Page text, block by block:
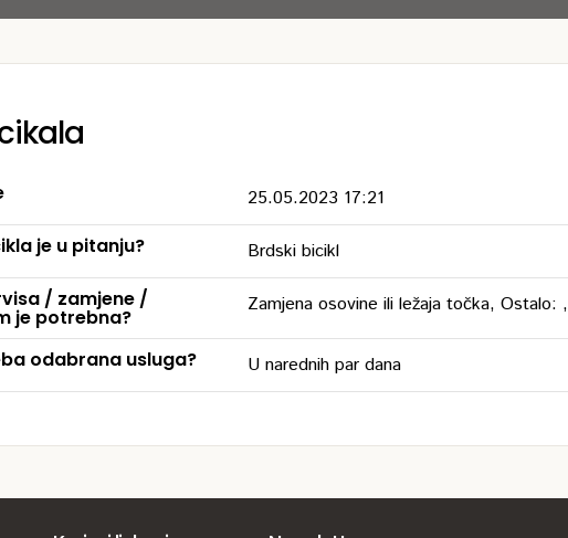
25.05.2023 17:21
je u pitanju?
Brdski bicikl
/ zamjene /
je potrebna?
Zamjena osovine ili ležaja točka, Ostalo: ,
odabrana usluga? U narednih par dana